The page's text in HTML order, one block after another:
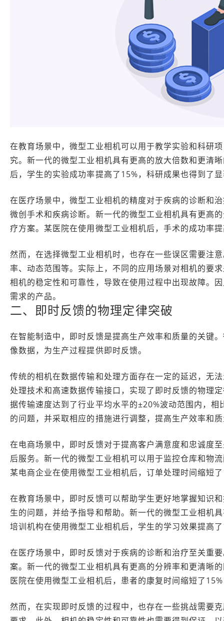
在教育场景中，微型工业相机可以用于教学实验和科研
究。新一代的微型工业相机具有更高的放大倍数和更清
后，学生的实验成功率提高了15%，科研成果也得到了
在医疗场景中，微型工业相机的精度对于疾病的诊断和
微创手术和疾病诊断。新一代的微型工业相机具有更高
疗方案。某医院在使用微型工业相机后，手术的成功率
然而，在选择微型工业相机时，也存在一些误区需要注
率、动态范围等。实际上，不同的应用场景对相机的要
相机的稳定性和可靠性，导致在使用过程中出现故障。
需求的产品。
二、即时反馈的物理定律突破
在智能制造中，即时反馈是提高生产效率和质量的关键
像数据，为生产过程提供即时反馈。
传统的相机在数据传输和处理方面存在一定的延迟，无
处理技术和高速数据传输接口，实现了即时反馈的物理
据传输速度达到了行业平均水平的±20%波动范围内，
的问题，并采取相应的措施进行调整，提高生产效率和
在电商场景中，即时反馈对于提高客户满意度和忠诚度
后服务。新一代的微型工业相机可以用于监控仓库和物
某电商企业在使用微型工业相机后，订单处理时间缩短
在教育场景中，即时反馈可以帮助学生更好地掌握知识
生的问题，并给予指导和帮助。新一代的微型工业相机
培训机构在使用微型工业相机后，学生的学习效果提高
在医疗场景中，即时反馈对于疾病的诊断和治疗至关重
案。新一代的微型工业相机具有更高的分辨率和更清晰
医院在使用微型工业相机后，患者的康复时间缩短了
然而，在实现即时反馈的过程中，也存在一些挑战需要